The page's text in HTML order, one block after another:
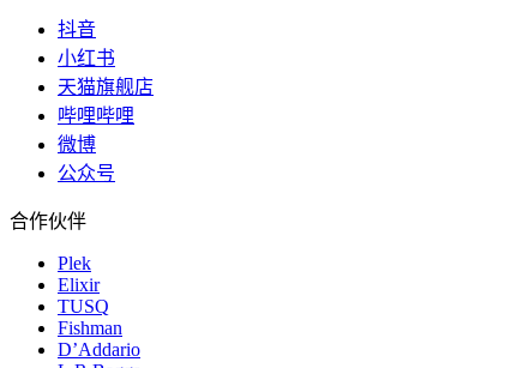
抖音
小红书
天猫旗舰店
哔哩哔哩
微博
公众号
合作伙伴
Plek
Elixir
TUSQ
Fishman
D’Addario